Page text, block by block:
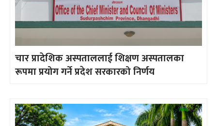
चार प्रादेशिक अस्पताललाई शिक्षण अस्पतालका
रूपमा प्रयोग गर्ने प्रदेश सरकारको निर्णय